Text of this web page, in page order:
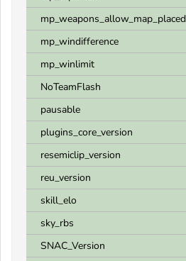
mp_weapons_allow_map_placed
mp_windifference
mp_winlimit
NoTeamFlash
pausable
plugins_core_version
resemiclip_version
reu_version
skill_elo
sky_rbs
SNAC_Version